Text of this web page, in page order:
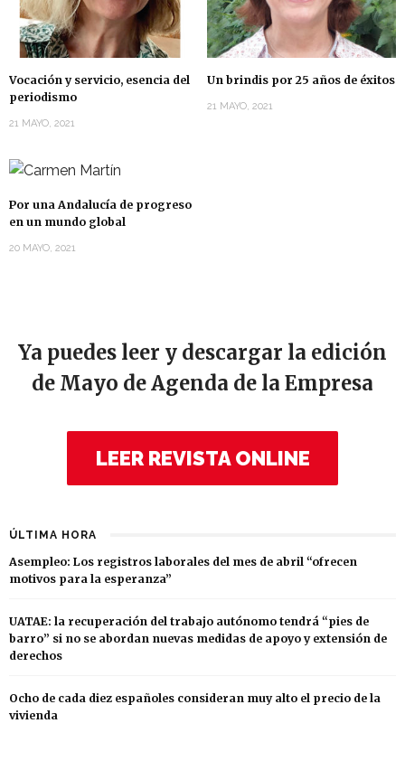
Vocación y servicio, esencia del
periodismo
21 MAYO, 2021
Un brindis por 25 años de éxitos
21 MAYO, 2021
Por una Andalucía de progreso
en un mundo global
20 MAYO, 2021
Ya puedes leer y descargar la edición
de Mayo de Agenda de la Empresa
LEER REVISTA ONLINE
ÚLTIMA HORA
Asempleo: Los registros laborales del mes de abril “ofrecen
motivos para la esperanza”
UATAE: la recuperación del trabajo autónomo tendrá “pies de
barro” si no se abordan nuevas medidas de apoyo y extensión de
derechos
Ocho de cada diez españoles consideran muy alto el precio de la
vivienda